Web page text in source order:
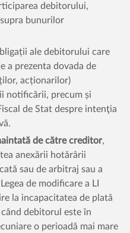
debitorului,
bunurilor
ale debitorului care
a prezenta dovada de
acționarilor)
notificării, precum și
de Stat despre intenţia
de către creditor,
anexării hotărârii
sau de arbitraj sau a
de modificare a LI
la incapacitatea de plată
debitorul este în
o perioadă mai mare